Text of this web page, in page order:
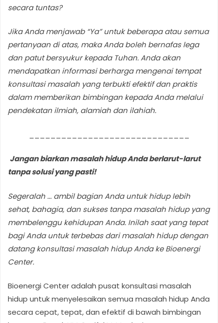
secara tuntas?
Jika Anda menjawab “Ya” untuk beberapa atau semua
pertanyaan di atas, maka Anda boleh bernafas lega
dan patut bersyukur kepada Tuhan. Anda akan
mendapatkan informasi berharga mengenai tempat
konsultasi masalah yang terbuktiefektif dan praktis
dalam memberikan bimbingan kepada Anda melalui
pendekatan ilmiah, alamiah dan ilahiah.
Jangan biarkan masalah hidup Anda berlarut-larut
tanpa solusi yang pasti!
Segeralah ... ambil bagian Anda untuk hidup lebih
sehat, bahagia, dan sukses tanpa masalah hidup yang
membelenggu kehidupan Anda. Inilah saat yang tepat
bagi Anda untuk terbebas dari masalah hidup dengan
datang konsultasi masalah hidup Anda ke Bioenergi
Center.
Bioenergi Center adalah pusat konsultasi masalah
hidup untuk menyelesaikan semua masalah hidup Anda
secara cepat, tepat, dan efektif di bawah bimbingan